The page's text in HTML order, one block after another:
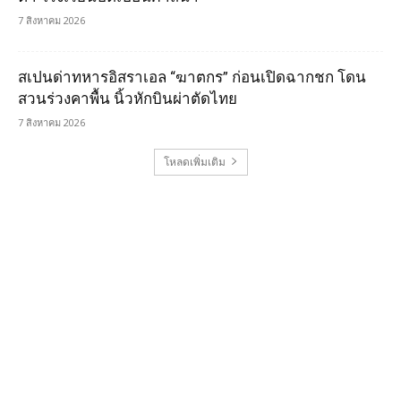
7 สิงหาคม 2026
สเปนด่าทหารอิสราเอล “ฆาตกร” ก่อนเปิดฉากชก โดน
สวนร่วงคาพื้น นิ้วหักบินผ่าตัดไทย
7 สิงหาคม 2026
โหลดเพิ่มเติม